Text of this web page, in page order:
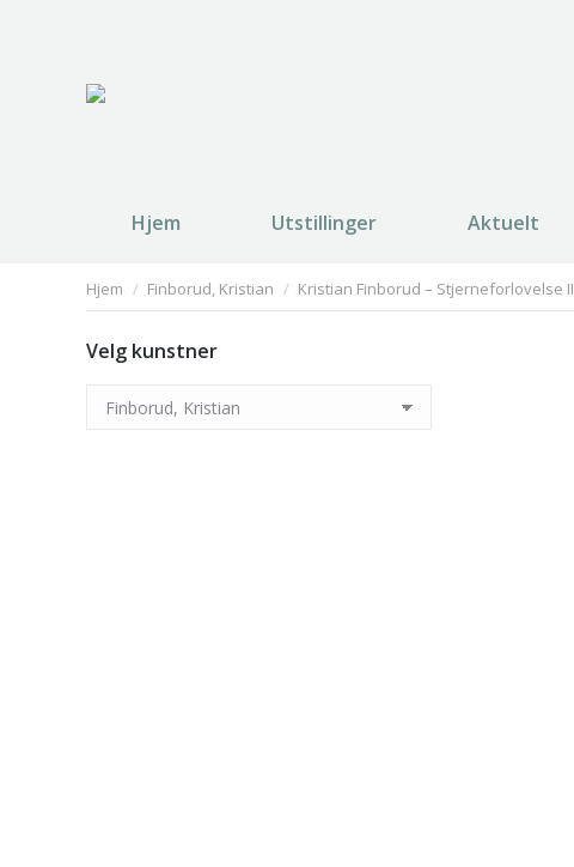
Hjem Utstillinger Aktuelt
You are here:
Hjem Finborud, Kristian Kristian Finborud – Stjerneforlovelse II
Velg kunstner